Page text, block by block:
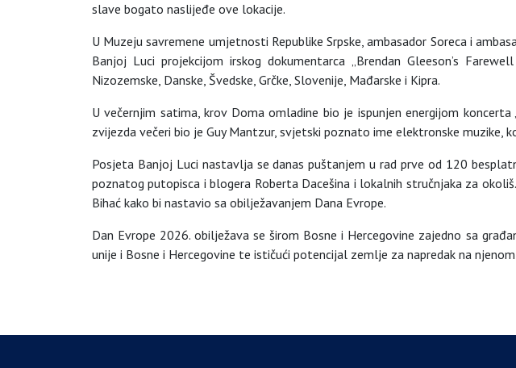
slave bogato naslijeđe ove lokacije.
U Muzeju savremene umjetnosti Republike Srpske, ambasador Soreca i
Banjoj Luci projekcijom irskog dokumentarca „Brendan Gleeson’s
Nizozemske, Danske, Švedske, Grčke, Slovenije, Mađarske i Kipra.
U večernjim satima, krov Doma omladine bio je ispunjen energijom
zvijezda večeri bio je Guy Mantzur, svjetski poznato ime elektronske muzike,
Posjeta Banjoj Luci nastavlja se danas puštanjem u rad prve od 120
poznatog putopisca i blogera Roberta Dacešina i lokalnih stručnjaka za
Bihać kako bi nastavio sa obilježavanjem Dana Evrope.
Dan Evrope 2026. obilježava se širom Bosne i Hercegovine zajedno sa
unije i Bosne i Hercegovine te ističući potencijal zemlje za napredak na